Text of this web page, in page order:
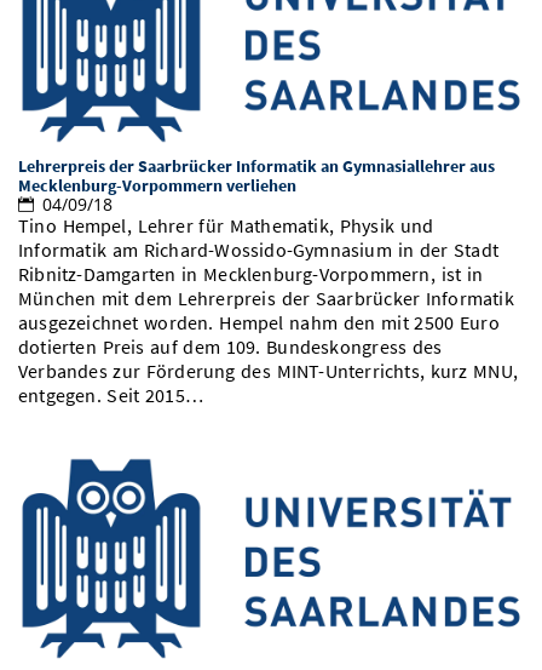
Lehrerpreis der Saarbrücker Informatik an Gymnasiallehrer aus
Mecklenburg-Vorpommern verliehen
04/09/18
Tino Hempel, Lehrer für Mathematik, Physik und
Informatik am Richard-Wossido-Gymnasium in der Stadt
Ribnitz-Damgarten in Mecklenburg-Vorpommern, ist in
München mit dem Lehrerpreis der Saarbrücker Informatik
ausgezeichnet worden. Hempel nahm den mit 2500 Euro
dotierten Preis auf dem 109. Bundeskongress des
Verbandes zur Förderung des MINT-Unterrichts, kurz MNU,
entgegen. Seit 2015…